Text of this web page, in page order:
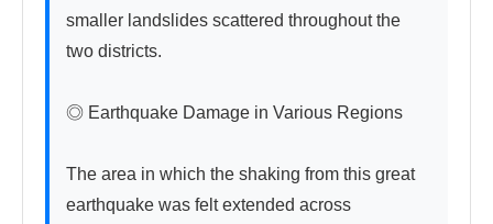
smaller landslides scattered throughout the
two districts.
◎ Earthquake Damage in Various Regions
The area in which the shaking from this great
earthquake was felt extended across